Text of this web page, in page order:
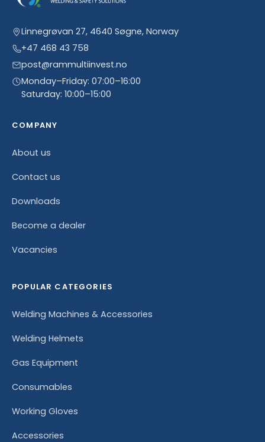
Linnegrøvan 27, 4640 Søgne, Norway
+47 468 43 758
post@rammultiinvest.no
Monday–Friday: 07:00–16:00
Saturday: 10:00–15:00
COMPANY
About us
Contact us
Downloads
Become a dealer
Vacancies
POPULAR CATEGORIES
Welding Machines & Accessories
Welding Helmets
Gas Equipment
Consumables
Working Gloves
Accessories